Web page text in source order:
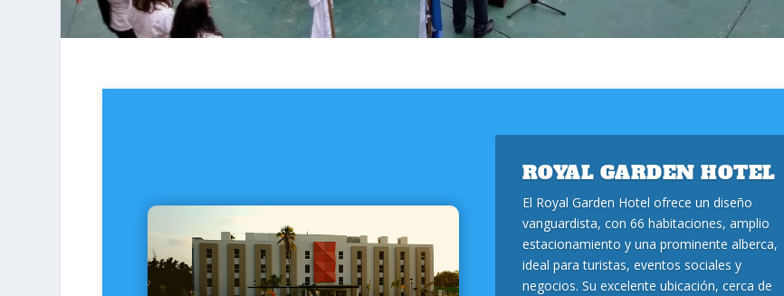
ROYAL GARDEN HOTEL
El Royal Garden Hotel ofrece un diseño
vanguardista, con 66 habitaciones, amplio
estacionamiento y una prominente alberca,
ideal para turistas, eventos sociales y
negocios. Su excelente ubicación, cerca de